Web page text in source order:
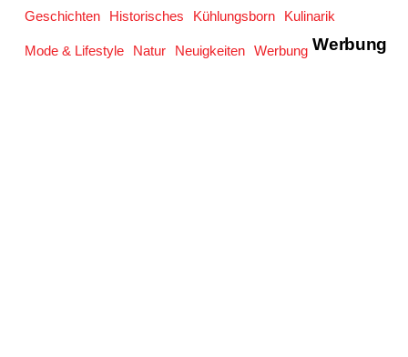
Geschichten Historisches Kühlungsborn Kulinarik
Mode & Lifestyle Natur Neuigkeiten Werbung Werbung